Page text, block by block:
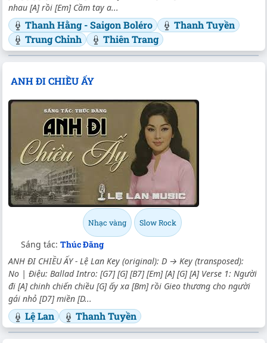
nhau [A] rồi [Em] Cầm tay a...
Thanh Hằng - Saigon Boléro
Thanh Tuyền
Trung Chỉnh
Thiên Trang
ANH ĐI CHIỀU ẤY
Nhạc vàng Slow Rock
Sáng tác: Thúc Đăng
ANH ĐI CHIỀU ẤY - Lệ Lan Key (original): D → Key (transposed):
No | Điệu: Ballad Intro: [G7] [G] [B7] [Em] [A] [G] [A] Verse 1: Người
đi [A] chinh chiến chiều [G] ấy xa [Bm] rồi Gieo thương cho người
gái nhỏ [D7] miền [D...
Lệ Lan Thanh Tuyền